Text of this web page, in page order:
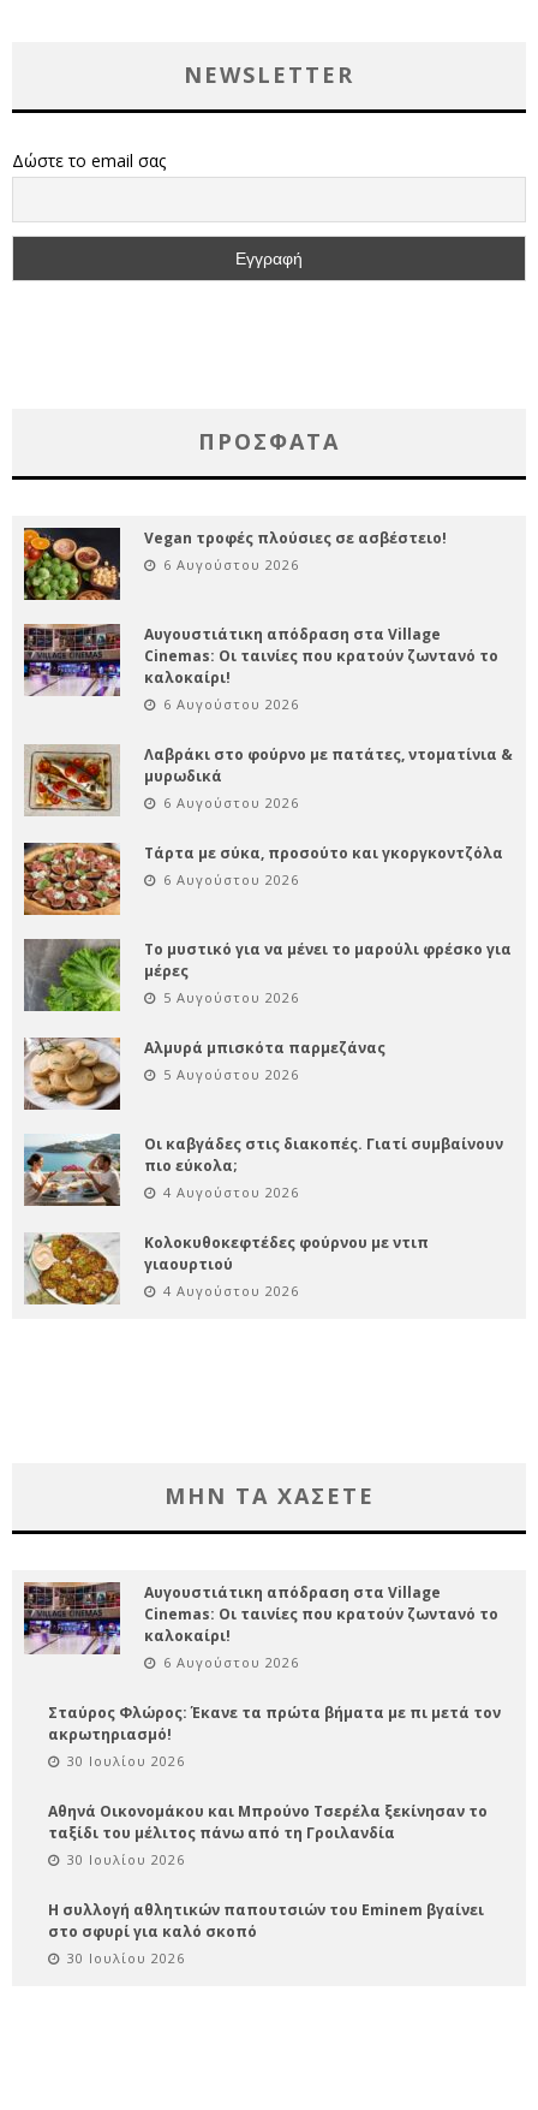
NEWSLETTER
Δώστε το email σας
ΠΡΌΣΦΑΤΑ
Vegan τροφές πλούσιες σε ασβέστειο!
6 Αυγούστου 2026
Αυγουστιάτικη απόδραση στα Village
Cinemas: Οι ταινίες που κρατούν ζωντανό το
καλοκαίρι!
6 Αυγούστου 2026
Λαβράκι στο φούρνο με πατάτες, ντοματίνια &
μυρωδικά
6 Αυγούστου 2026
Τάρτα με σύκα, προσούτο και γκοργκοντζόλα
6 Αυγούστου 2026
Το μυστικό για να μένει το μαρούλι φρέσκο για
μέρες
5 Αυγούστου 2026
Αλμυρά μπισκότα παρμεζάνας
5 Αυγούστου 2026
Οι καβγάδες στις διακοπές. Γιατί συμβαίνουν
πιο εύκολα;
4 Αυγούστου 2026
Κολοκυθοκεφτέδες φούρνου με ντιπ
γιαουρτιού
4 Αυγούστου 2026
ΜΗΝ ΤΑ ΧΑΣΕΤΕ
Αυγουστιάτικη απόδραση στα Village
Cinemas: Οι ταινίες που κρατούν ζωντανό το
καλοκαίρι!
6 Αυγούστου 2026
Σταύρος Φλώρος: Έκανε τα πρώτα βήματα με πι μετά τον
ακρωτηριασμό!
30 Ιουλίου 2026
Αθηνά Οικονομάκου και Μπρούνο Τσερέλα ξεκίνησαν το
ταξίδι του μέλιτος πάνω από τη Γροιλανδία
30 Ιουλίου 2026
Η συλλογή αθλητικών παπουτσιών του Eminem βγαίνει
στο σφυρί για καλό σκοπό
30 Ιουλίου 2026